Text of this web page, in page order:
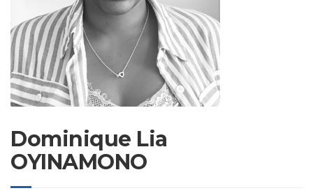
Dominique Lia
OYINAMONO